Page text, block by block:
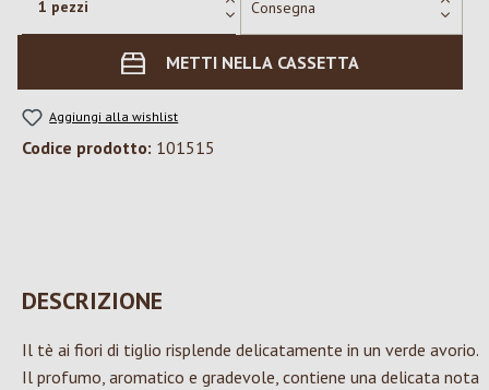
METTI NELLA CASSETTA
Aggiungi alla wishlist
Codice prodotto: 101515
DESCRIZIONE
Il tè ai fiori di tiglio risplende delicatamente in un verde avorio.
Il profumo, aromatico e gradevole, contiene una delicata nota